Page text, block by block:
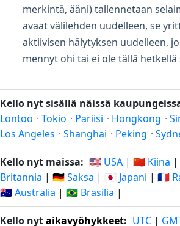
merkintä, ääni) tallennetaan
avaat välilehden uudelleen, se
aktiivisen hälytyksen uudelleen,
mennyt ohi tai ei ole tällä hetkellä
Kello nyt sisällä näissä
Lontoo · Tokio · Pariisi · Hongkong ·
Los Angeles · Shanghai · Peking ·
Kello nyt maissa: 🇺🇸 USA | 🇨🇳 Kiina |
Britannia | 🇩🇪 Saksa | 🇯🇵 Japani | 🇫🇷
🇦🇺 Australia | 🇧🇷 Brasilia |
Kello nytaikavyöhykkeet: UTC |